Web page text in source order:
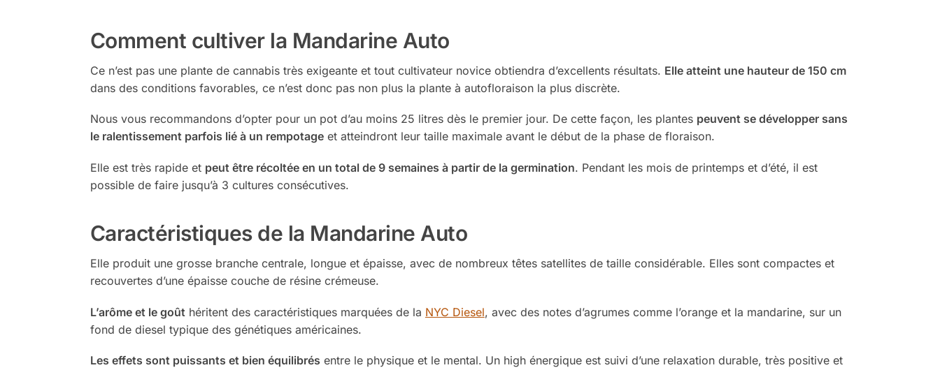
Comment cultiver la Mandarine Auto
Ce n’est pas une plante de cannabis très exigeante et tout cultivateur novice obtiendra d’excellents résultats. Elle atteint une hauteur de 150 cm
dans des conditions favorables, ce n’est donc pas non plus la plante à autofloraison la plus discrète.
Nous vous recommandons d’opter pour un pot d’au moins 25 litres dès le premier jour. De cette façon, les plantes peuvent se développer sans
le ralentissement parfois lié à un rempotageet atteindront leur taille maximale avant le début de la phase de floraison.
Elle est très rapide et peut être récoltée en un total de 9 semaines à partir de la germination. Pendant les mois de printemps et d’été, il est
possible de faire jusqu’à 3 cultures consécutives.
Caractéristiques de la Mandarine Auto
Elle produit une grosse branche centrale, longue et épaisse, avec de nombreux têtes satellites de taille considérable. Elles sont compactes et
recouvertes d’une épaisse couche de résine crémeuse.
L’arôme et le goût héritent des caractéristiques marquées de la NYC Diesel, avec des notes d’agrumes comme l’orange et la mandarine, sur un
fond de diesel typique des génétiques américaines.
Les effets sont puissants et bien équilibrés entre le physique et le mental. Un high énergique est suivi d’une relaxation durable, très positive et